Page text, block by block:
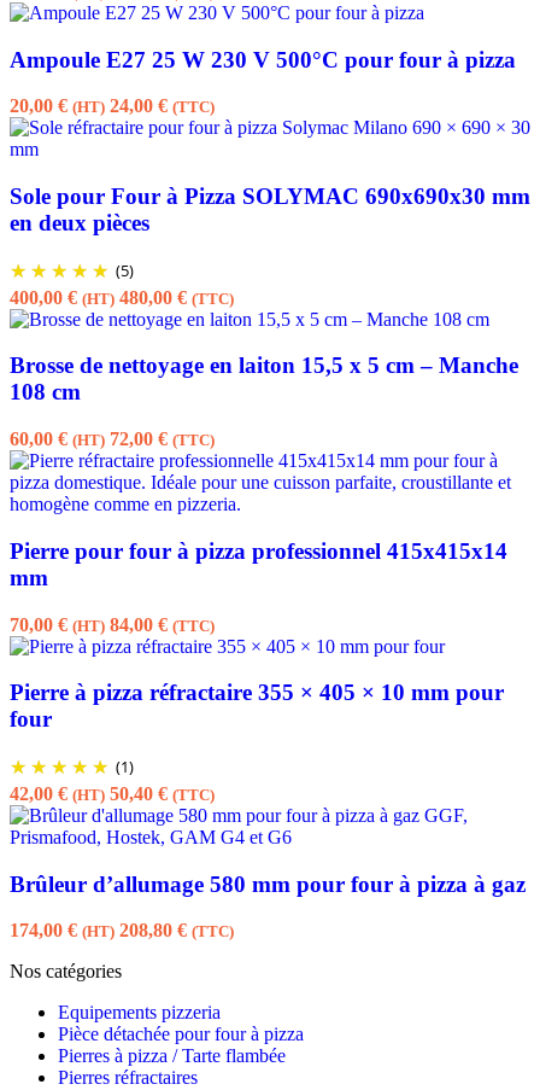
Ampoule E27 25 W 230 V 500°C pour four à pizza
20,00 € (HT) 24,00 € (TTC)
Sole pour Four à Pizza SOLYMAC 690x690x30 mm
en deux pièces
(5)
400,00 € (HT) 480,00 € (TTC)
Brosse de nettoyage en laiton 15,5 x 5 cm – Manche
108 cm
60,00 € (HT) 72,00 € (TTC)
Pierre pour four à pizza professionnel 415x415x14
mm
70,00 € (HT) 84,00 € (TTC)
Pierre à pizza réfractaire 355 × 405 × 10 mm pour
four
(1)
42,00 € (HT) 50,40 € (TTC)
Brûleur d’allumage 580 mm pour four à pizza à gaz
174,00 € (HT) 208,80 € (TTC)
Nos catégories
Equipements pizzeria
Pièce détachée pour four à pizza
Pierres à pizza / Tarte flambée
Pierres réfractaires